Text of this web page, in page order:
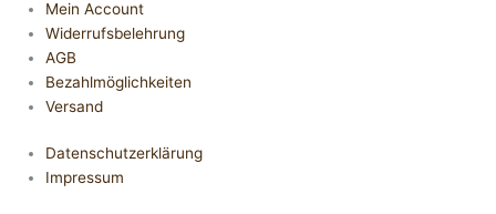
Mein Account
Widerrufsbelehrung
AGB
Bezahlmöglichkeiten
Versand
Datenschutzerklärung
Impressum